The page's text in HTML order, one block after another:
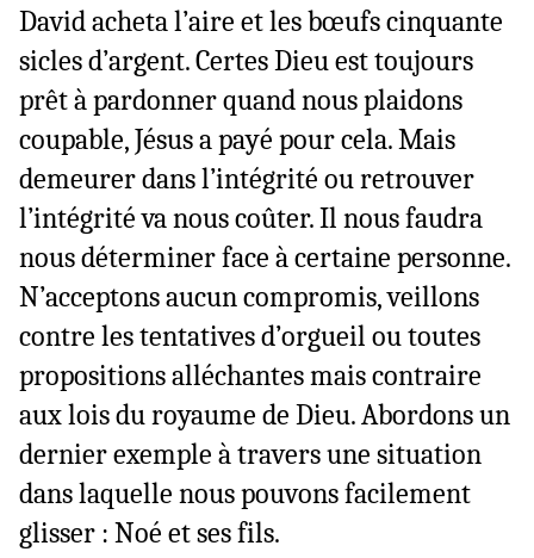
David acheta l’aire et les bœufs cinquante
sicles d’argent. Certes Dieu est toujours
prêt à pardonner quand nous plaidons
coupable, Jésus a payé pour cela. Mais
demeurer dans l’intégrité ou retrouver
l’intégrité va nous coûter. Il nous faudra
nous déterminer face à certaine personne.
N’acceptons aucun compromis, veillons
contre les tentatives d’orgueil ou toutes
propositions alléchantes mais contraire
aux lois du royaume de Dieu. Abordons un
dernier exemple à travers une situation
dans laquelle nous pouvons facilement
glisser : Noé et ses fils.